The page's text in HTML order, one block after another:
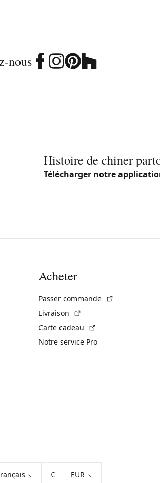
nous
Histoire de chiner
Télécharger notre
Acheter
Passer commande
Livraison
Carte cadeau
Notre service Pro
€